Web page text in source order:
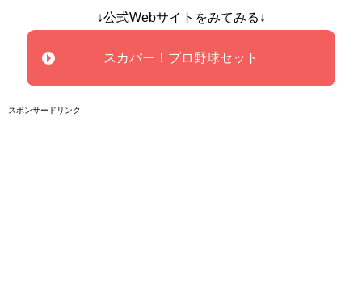
↓公式Webサイトをみてみる↓
スカパー！プロ野球セット
スポンサードリンク